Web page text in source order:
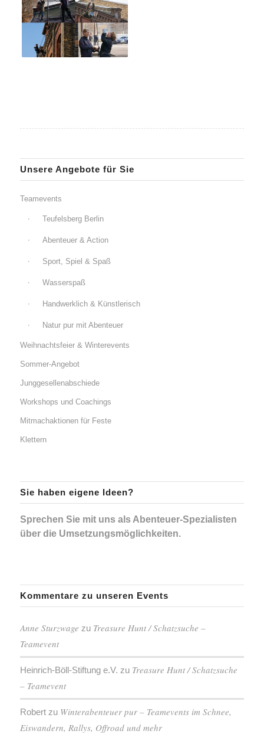
Unsere Angebote für Sie
Teamevents
Teufelsberg Berlin
Abenteuer & Action
Sport, Spiel & Spaß
Wasserspaß
Handwerklich & Künstlerisch
Natur pur mit Abenteuer
Weihnachtsfeier & Winterevents
Sommer-Angebot
Junggesellenabschiede
Workshops und Coachings
Mitmachaktionen für Feste
Klettern
Sie haben eigene Ideen?
Sprechen Sie mit uns als Abenteuer-Spezialisten
über die Umsetzungsmöglichkeiten.
Kommentare zu unseren Events
Anne Sturzwage zu Treasure Hunt / Schatzsuche –
Teamevent
Heinrich-Böll-Stiftung e.V. zu Treasure Hunt / Schatzsuche
– Teamevent
Robertzu Winterabenteuer pur – Teamevents im Schnee,
Eiswandern, Rallys, Offroad und mehr